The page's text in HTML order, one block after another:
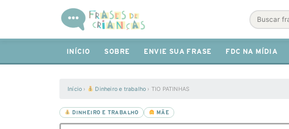
Buscar
INÍCIO SOBRE ENVIE SUA FRASE FDC NA MÍDIA
Início › Dinheiro e trabalho › TIO PATINHAS
DINHEIRO E TRABALHO MÃE